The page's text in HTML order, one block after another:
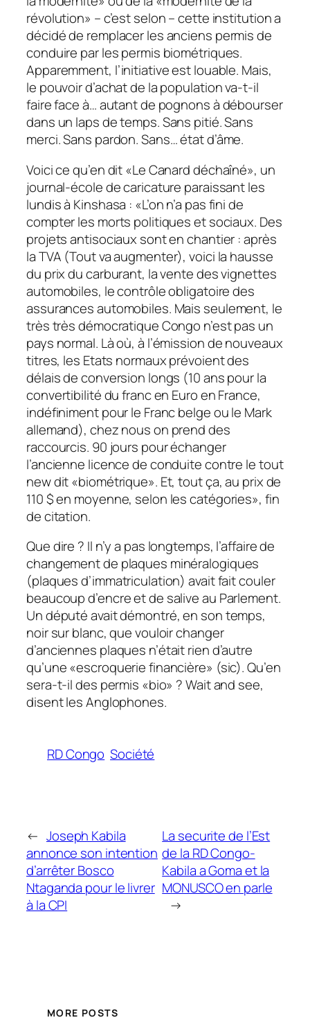
révolution» – c’est selon – cette institution a
décidé de remplacer les anciens permis de
conduire par les permis biométriques.
Apparemment, l’initiative est louable. Mais,
le pouvoir d’achat de la population va-t-il
faire face à… autant de pognons à débourser
dans un laps de temps. Sans pitié. Sans
merci. Sans pardon. Sans… état d’âme.
Voici ce qu’en dit «Le Canard déchaîné», un
journal-école de caricature paraissant les
lundis à Kinshasa : «L’on n’a pas fini de
compter les morts politiques et sociaux. Des
projets antisociaux sont en chantier : après
la TVA (Tout va augmenter), voici la hausse
du prix du carburant, la vente des vignettes
automobiles, le contrôle obligatoire des
assurances automobiles. Mais seulement, le
très très démocratique Congo n’est pas un
pays normal. Là où, à l’émission de nouveaux
titres, les Etats normaux prévoient des
délais de conversion longs (10 ans pour la
convertibilité du franc en Euro en France,
indéfiniment pour le Franc belge ou le Mark
allemand), chez nous on prend des
raccourcis. 90 jours pour échanger
l’ancienne licence de conduite contre le tout
new dit «biométrique». Et, tout ça, au prix de
110 $ en moyenne, selon les catégories», fin
de citation.
Que dire ? Il n’y a pas longtemps, l’affaire de
changement de plaques minéralogiques
(plaques d’immatriculation) avait fait couler
beaucoup d’encre et de salive au Parlement.
Un député avait démontré, en son temps,
noir sur blanc, que vouloir changer
d’anciennes plaques n’était rien d’autre
qu’une «escroquerie financière» (sic). Qu’en
sera-t-il des permis «bio» ? Wait and see,
disent les Anglophones.
RD Congo Société
← Joseph Kabila
annonce son intention
d’arrêter Bosco
Ntaganda pour le livrer
à la CPI
La securite de l’Est
de la RD Congo-
Kabila a Goma et la
MONUSCO en parle
→
MORE POSTS